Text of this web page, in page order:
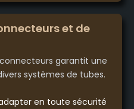
et de
garantit une
systèmes de tubes.
en toute sécurité